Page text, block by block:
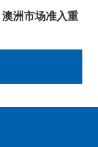
澳洲市场准入重